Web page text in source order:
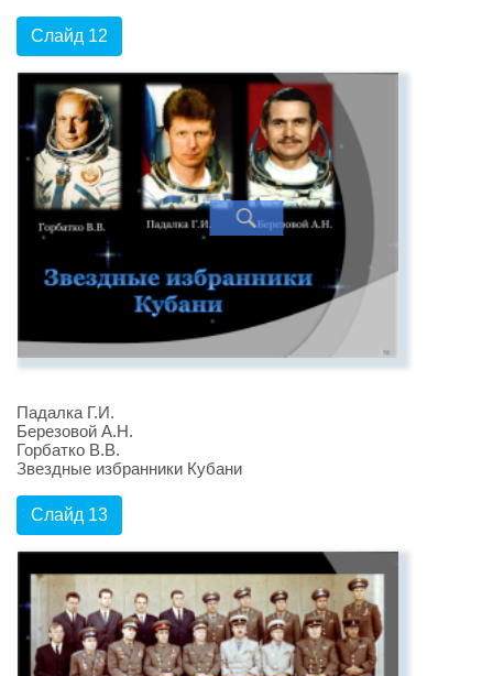
Слайд 12
Падалка Г.И.
Березовой А.Н.
Горбатко В.В.
Звездные избранники Кубани
Слайд 13